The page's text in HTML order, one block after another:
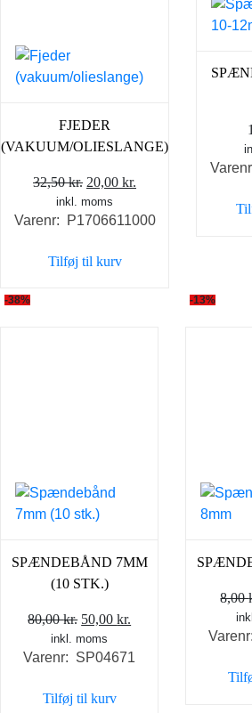
FJEDER
(VAKUUM/OLIESLANGE)
32,50kr. Den
oprindelige
pris
32,50 kr..
20,00 kr.
pris
inkl. moms
Varenr: P1706611000
Tilføj til kurv
-38%
SPÆNDEBÅND 7MM
(10 STK.)
80,00kr. Den
oprindelige
pris
80,00 kr..
50,00kr.
pris
inkl. moms
Varenr: SP04671
Tilføj til kurv
-13%
8,00